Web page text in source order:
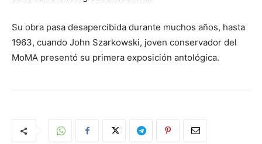
Su obra pasa desapercibida durante muchos años, hasta
1963, cuando John Szarkowski, joven conservador del
MoMA presentó su primera exposición antológica.